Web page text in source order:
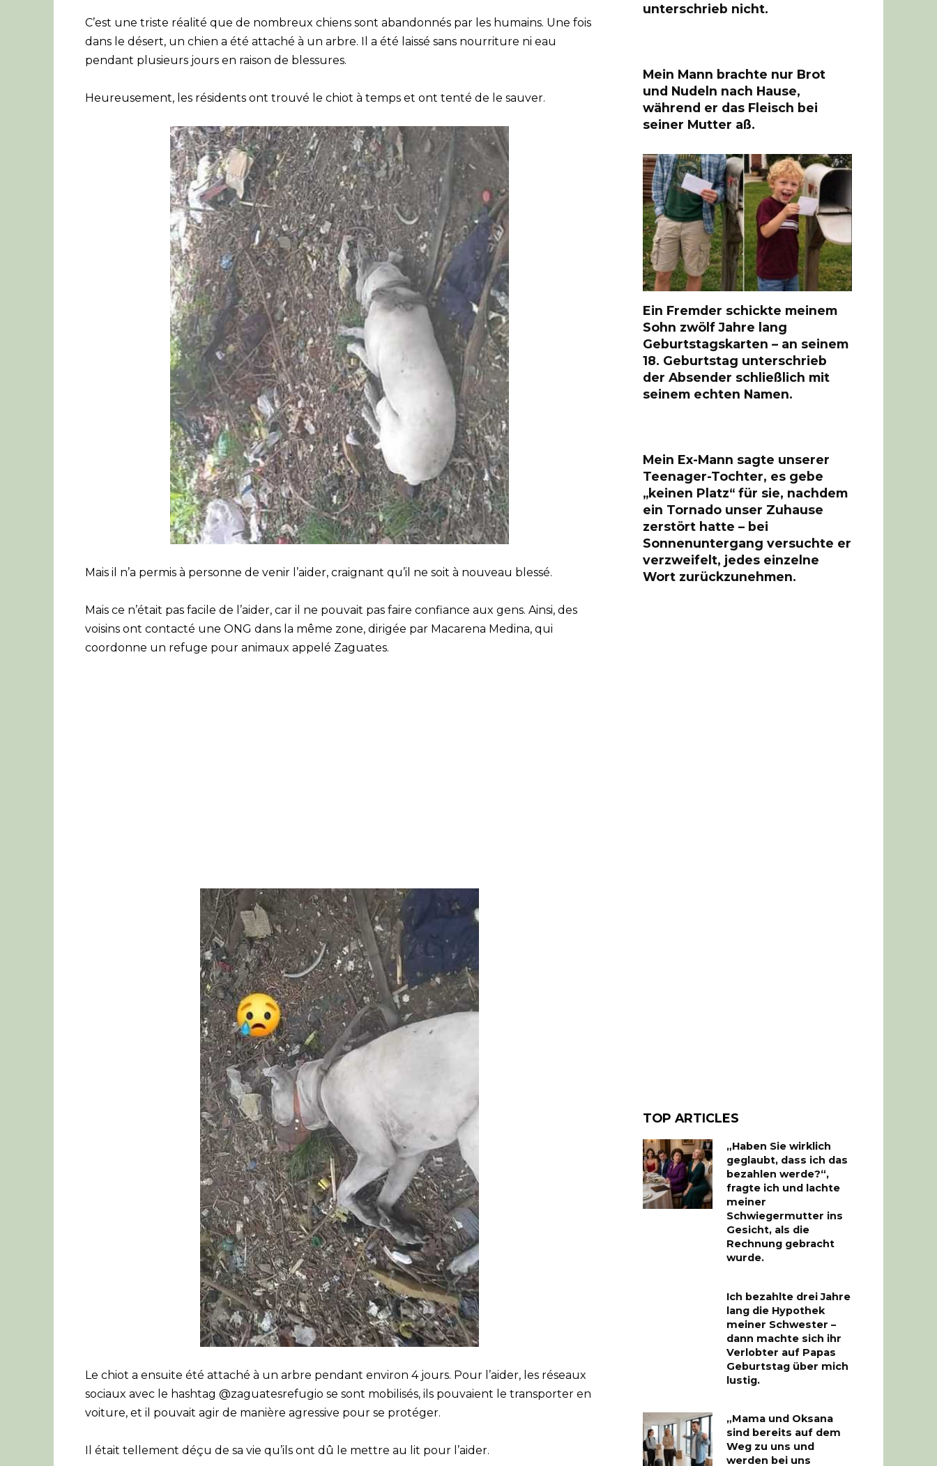
C’est une triste réalité que de nombreux chiens sont abandonnés par les humains. Une fois
dans le désert, un chien a été attaché à un arbre. Il a été laissé sans nourriture ni eau
pendant plusieurs jours en raison de blessures.
Heureusement, les résidents ont trouvé le chiot à temps et ont tenté de le sauver.
Mais il n’a permis à personne de venir l’aider, craignant qu’il ne soit à nouveau blessé.
Mais ce n’était pas facile de l’aider, car il ne pouvait pas faire confiance aux gens. Ainsi, des
voisins ont contacté une ONG dans la même zone, dirigée par Macarena Medina, qui
coordonne un refuge pour animaux appelé Zaguates.
Le chiot a ensuite été attaché à un arbre pendant environ 4 jours. Pour l’aider, les réseaux
sociaux avec le hashtag @zaguatesrefugio se sont mobilisés, ils pouvaient le transporter en
voiture, et il pouvait agir de manière agressive pour se protéger.
Il était tellement déçu de sa vie qu’ils ont dû le mettre au lit pour l’aider.
unterschrieb nicht.
Mein Mann brachte nur Brot
und Nudeln nach Hause,
während er das Fleisch bei
seiner Mutter aß.
Ein Fremder schickte meinem
Sohn zwölf Jahre lang
Geburtstagskarten – an seinem
18. Geburtstag unterschrieb
der Absender schließlich mit
seinem echten Namen.
Mein Ex-Mann sagte unserer
Teenager-Tochter, es gebe
„keinen Platz“ für sie, nachdem
ein Tornado unser Zuhause
zerstört hatte – bei
Sonnenuntergang versuchte er
verzweifelt, jedes einzelne
Wort zurückzunehmen.
TOP ARTICLES
„Haben Sie wirklich
geglaubt, dass ich das
bezahlen werde?“,
fragte ich und lachte
meiner
Schwiegermutter ins
Gesicht, als die
Rechnung gebracht
wurde.
Ich bezahlte drei Jahre
lang die Hypothek
meiner Schwester –
dann machte sich ihr
Verlobter auf Papas
Geburtstag über mich
lustig.
„Mama und Oksana
sind bereits auf dem
Weg zu uns und
werden bei uns